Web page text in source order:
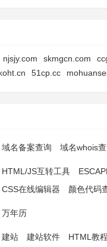
njsjy.com skmgcn.com
51cp.cc
域名备案查询 域名whois
HTML/JS互转工具
CSS在线编辑器
颜色代码
万年历
建站 建站软件 HTML教程